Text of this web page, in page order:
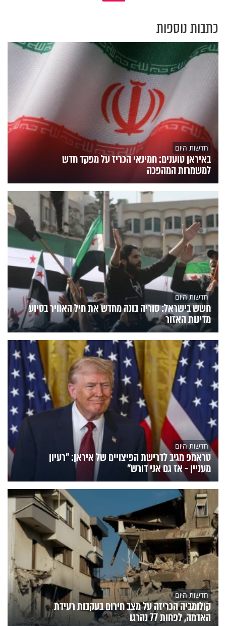
כתבות נוספות
חדשות היום
באיראן טוענים: חמינאי הכריז על מפקד חדש
למשמרות המהפכה
חדשות היום
חשש בישראל: סוריה בונה מחדש את חיל האוויר בסיוע
מדינות האזור
חדשות היום
טראמפ מגיב לדרישת הפיצויים של איראן: "רעיון
מעניין - אז גם אני דורש"
חדשות היום
קולומביה הכריזה על מצב חירום בעקבות רעידת
האדמה, לפחות 77 נהרגו